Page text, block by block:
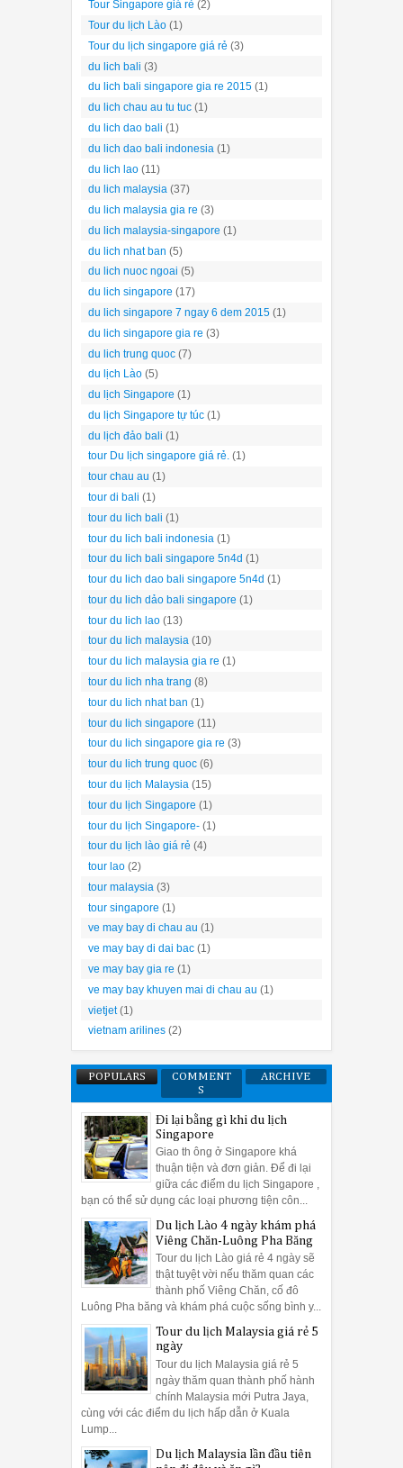
Tour Singapore giá rẻ (2)
Tour du lịch Lào (1)
Tour du lịch singapore giá rẻ (3)
du lich bali (3)
du lich bali singapore gia re 2015 (1)
du lich chau au tu tuc (1)
du lich dao bali (1)
du lich dao bali indonesia (1)
du lich lao (11)
du lich malaysia (37)
du lich malaysia gia re (3)
du lich malaysia-singapore (1)
du lich nhat ban (5)
du lich nuoc ngoai (5)
du lich singapore (17)
du lich singapore 7 ngay 6 dem 2015 (1)
du lich singapore gia re (3)
du lich trung quoc (7)
du lịch Lào (5)
du lịch Singapore (1)
du lịch Singapore tự túc (1)
du lịch đảo bali (1)
tour Du lịch singapore giá rẻ. (1)
tour chau au (1)
tour di bali (1)
tour du lich bali (1)
tour du lich bali indonesia (1)
tour du lich bali singapore 5n4d (1)
tour du lich dao bali singapore 5n4d (1)
tour du lich dảo bali singapore (1)
tour du lich lao (13)
tour du lich malaysia (10)
tour du lich malaysia gia re (1)
tour du lich nha trang (8)
tour du lich nhat ban (1)
tour du lich singapore (11)
tour du lich singapore gia re (3)
tour du lich trung quoc (6)
tour du lịch Malaysia (15)
tour du lịch Singapore (1)
tour du lịch Singapore- (1)
tour du lịch lào giá rẻ (4)
tour lao (2)
tour malaysia (3)
tour singapore (1)
ve may bay di chau au (1)
ve may bay di dai bac (1)
ve may bay gia re (1)
ve may bay khuyen mai di chau au (1)
vietjet (1)
vietnam arilines (2)
POPULARS
COMMENT
S
ARCHIVE
Đi lại bằng gì khi du lịch
Singapore
Giao th ông ở Singapore khá
thuận tiện và đơn giản. Để đi lại
giữa các điểm du lịch Singapore ,
bạn có thể sử dụng các loại phương tiện côn...
Du lịch Lào 4 ngày khám phá
Viêng Chăn-Luông Pha Băng
Tour du lịch Lào giá rẻ 4 ngày sẽ
thật tuyệt vời nếu thăm quan các
thành phố Viêng Chăn, cố đô
Luông Pha băng và khám phá cuộc sống bình y...
Tour du lịch Malaysia giá rẻ 5
ngày
Tour du lịch Malaysia giá rẻ 5
ngày thăm quan thành phố hành
chính Malaysia mới Putra Jaya,
cùng với các điểm du lịch hấp dẫn ở Kuala
Lump...
Du lịch Malaysia lần đầu tiên